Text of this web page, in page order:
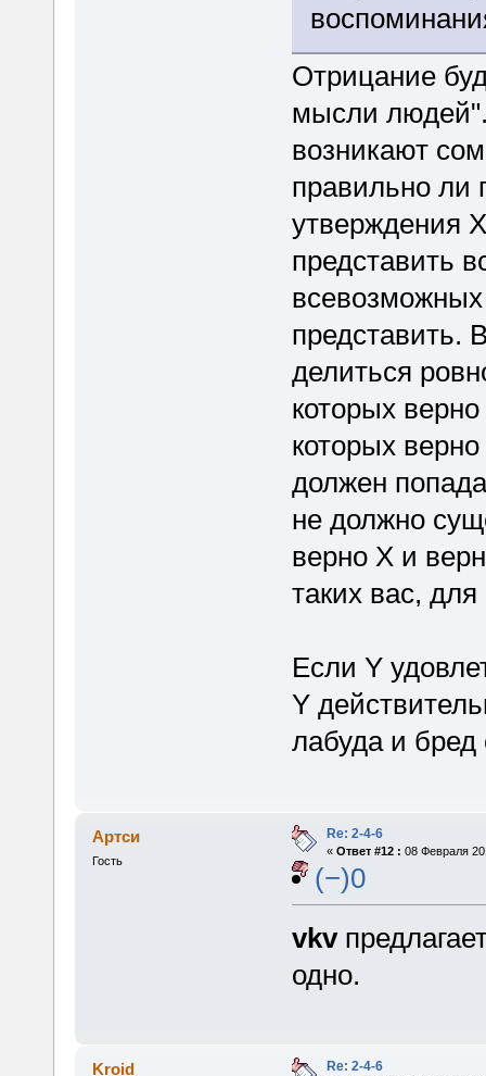
Отрицание
мысли людей".
возникают
правильно ли
утверждения
представить
всевозможных
представить.
делиться
которых
которых
должен
не должно
верно X и
таких вас,
Если Y
Y
лабуда и
Артси
Гость
Re: 2-4-6
« Ответ #12 : 08 Февраля
(−)0
vkv
одно.
Kroid Re: 2-4-6